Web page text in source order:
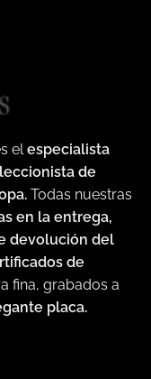
el especialista
de
Todas nuestras
en la entrega,
devolución del
de
fina, grabados a
placa.